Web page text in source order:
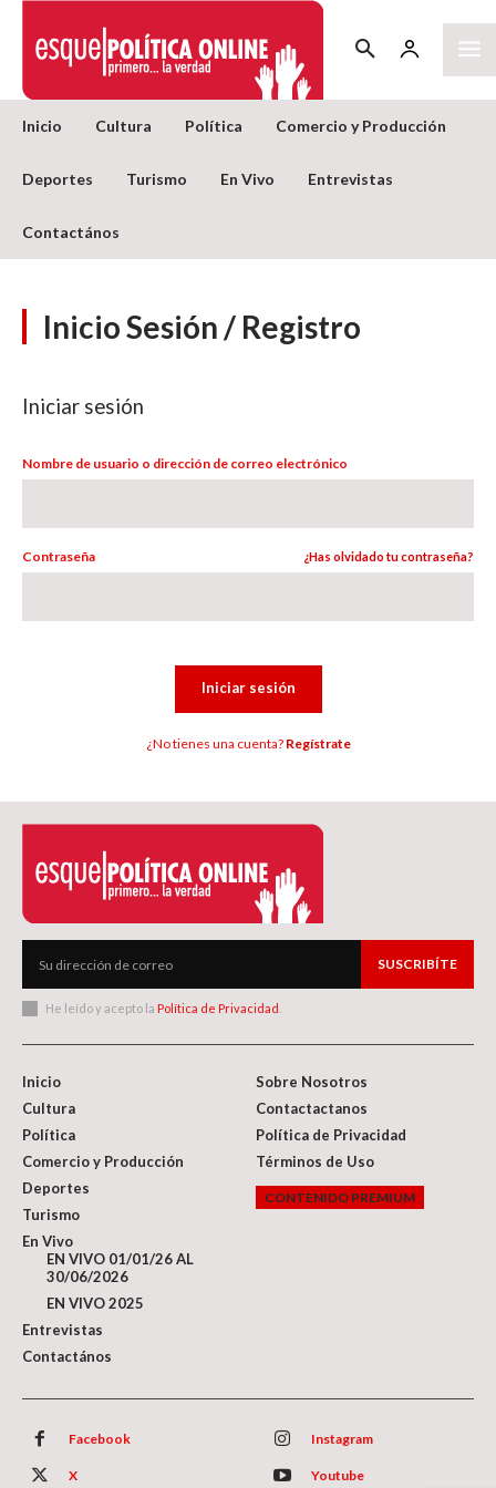
Inicio Cultura Política Comercio y Producción
Deportes Turismo En Vivo Entrevistas
Contactános
Inicio Sesión / Registro
Iniciar sesión
Nombre de usuario o dirección de correo electrónico
Contraseña ¿Has olvidado tu contraseña?
Iniciar sesión
¿No tienes una cuenta? Regístrate
SUSCRIBÍTE
He leído y acepto la Política de Privacidad
Inicio
Cultura
Política
Comercio y Producción
Deportes
Turismo
En Vivo
EN VIVO 01/01/26 AL
30/06/2026
EN VIVO 2025
Entrevistas
Contactános
Sobre Nosotros
Contactactanos
Política de Privacidad
Términos de Uso
CONTENIDO PREMIUM
Facebook Instagram
X Youtube